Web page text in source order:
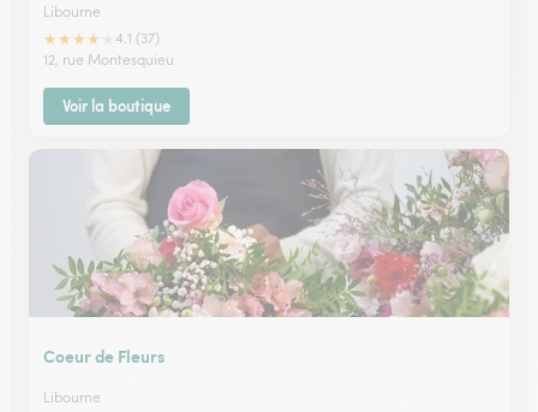
Libourne
★★★★
4.1 (37)
12, rue Montesquieu
Voir la boutique
Coeur de Fleurs
Libourne